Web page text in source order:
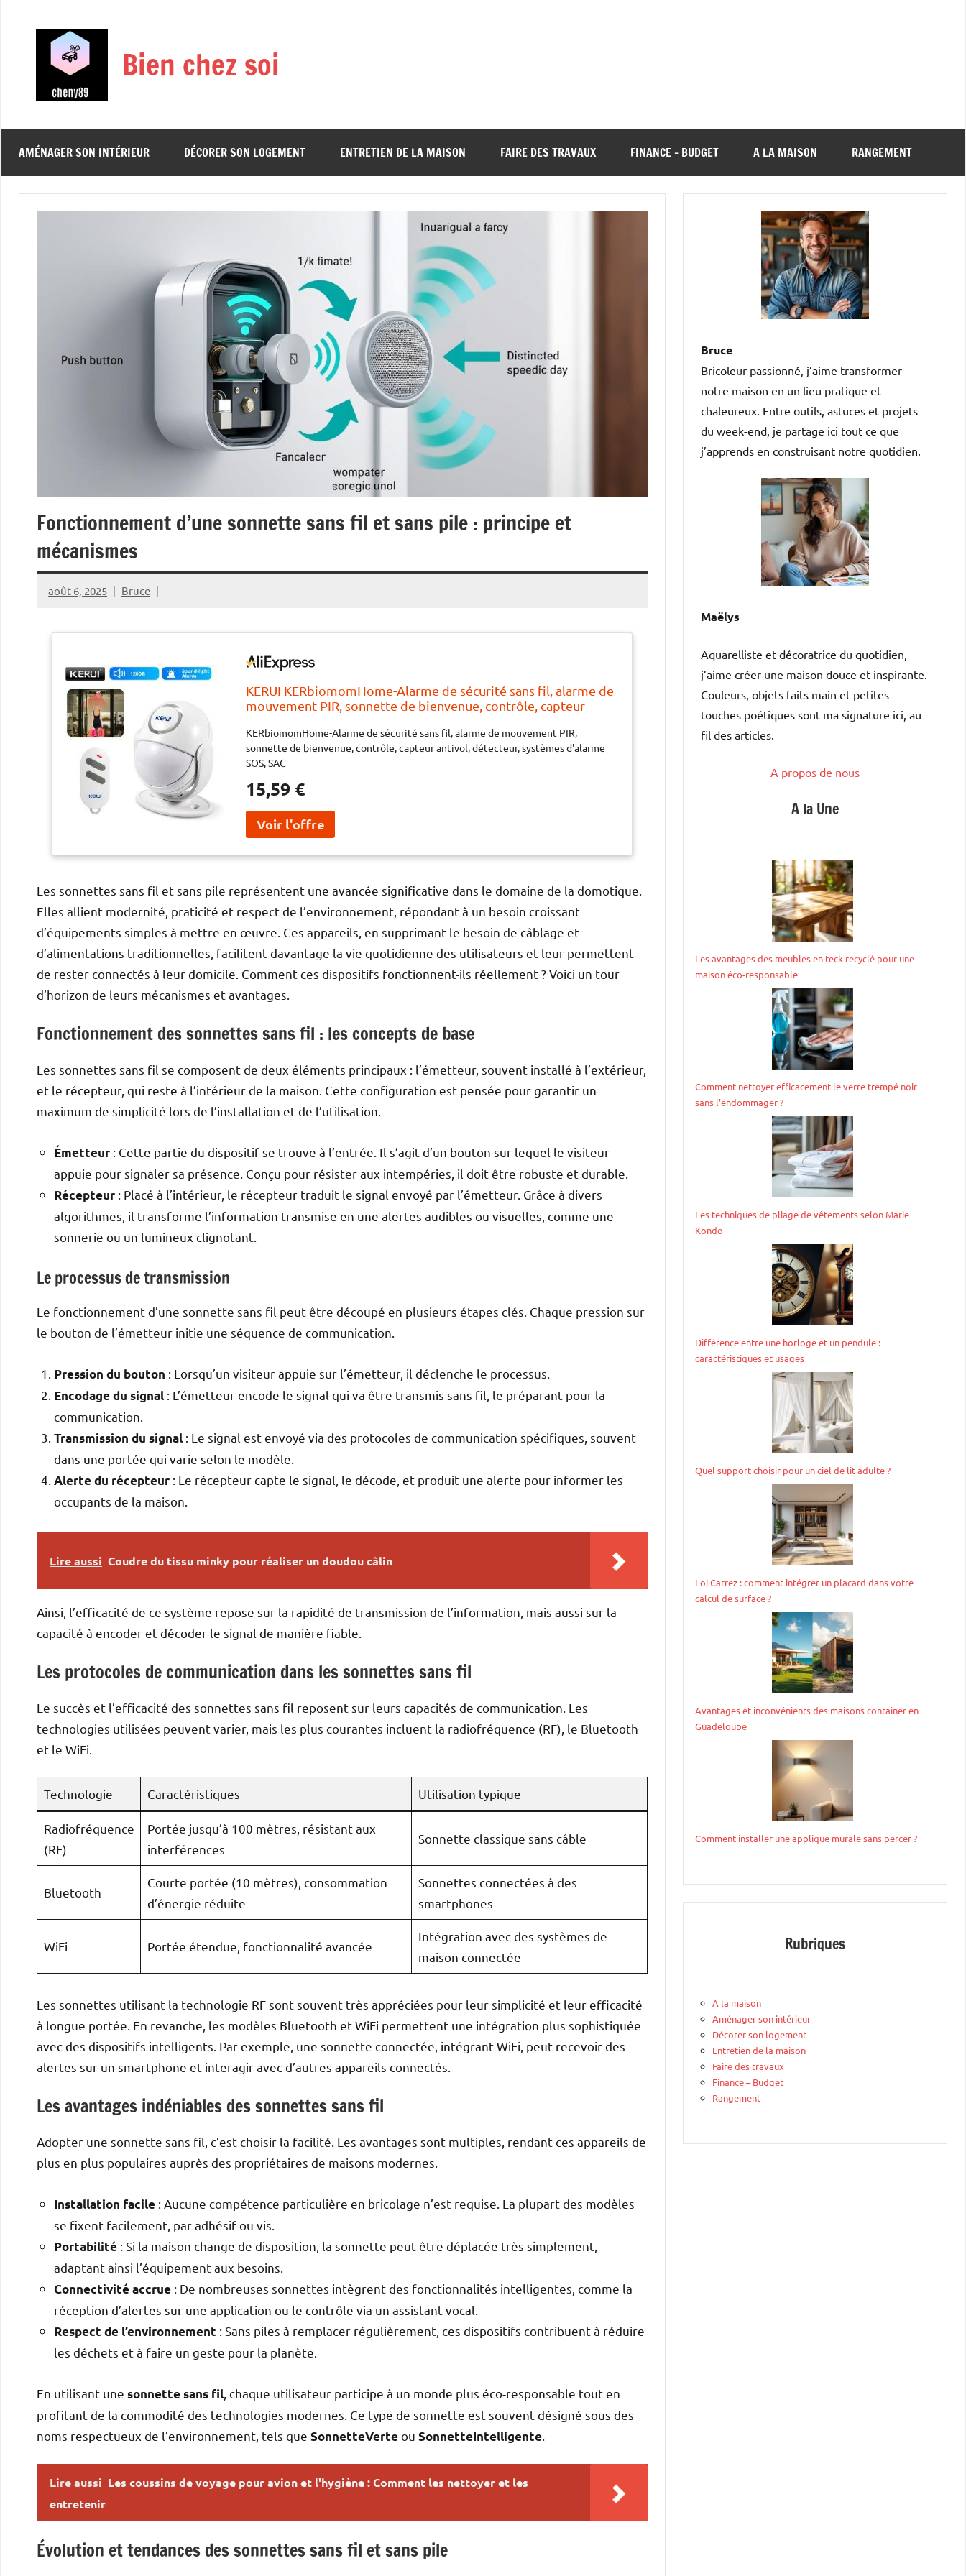
Bien chez soi
AMÉNAGER SON INTÉRIEUR DÉCORER SON LOGEMENT ENTRETIEN DE LA MAISON FAIRE DES TRAVAUX FINANCE – BUDGET A LA MAISON RANGEMENT
Fonctionnement d’une sonnette sans fil et sans pile : principe et
mécanismes
août 6, 2025 Bruce
KERUI KERbiomomHome-Alarme de sécurité sans fil, alarme de
mouvement PIR, sonnette de bienvenue, contrôle, capteur
KERbiomomHome-Alarme de sécurité sans fil, alarme de mouvement PIR,
sonnette de bienvenue, contrôle, capteur antivol, détecteur, systèmes d'alarme
SOS, SAC
15,59 €
Les sonnettes sans fil et sans pile représentent une avancée significative dans le domaine de la domotique.
Elles allient modernité, praticité et respect de l’environnement, répondant à un besoin croissant
d’équipements simples à mettre en œuvre. Ces appareils, en supprimant le besoin de câblage et
d’alimentations traditionnelles, facilitent davantage la vie quotidienne des utilisateurs et leur permettent
de rester connectés à leur domicile. Comment ces dispositifs fonctionnent-ils réellement ? Voici un tour
d’horizon de leurs mécanismes et avantages.
Fonctionnement des sonnettes sans fil : les concepts de base
Les sonnettes sans fil se composent de deux éléments principaux : l’émetteur, souvent installé à l’extérieur,
et le récepteur, qui reste à l’intérieur de la maison. Cette configuration est pensée pour garantir un
maximum de simplicité lors de l’installation et de l’utilisation.
Émetteur : Cette partie du dispositif se trouve à l’entrée. Il s’agit d’un bouton sur lequel le visiteur
appuie pour signaler sa présence. Conçu pour résister aux intempéries, il doit être robuste et durable.
Récepteur : Placé à l’intérieur, le récepteur traduit le signal envoyé par l’émetteur. Grâce à divers
algorithmes, il transforme l’information transmise en une alertes audibles ou visuelles, comme une
sonnerie ou un lumineux clignotant.
Le processus de transmission
Le fonctionnement d’une sonnette sans fil peut être découpé en plusieurs étapes clés. Chaque pression sur
le bouton de l’émetteur initie une séquence de communication.
Pression du bouton : Lorsqu’un visiteur appuie sur l’émetteur, il déclenche le processus.
Encodage du signal : L’émetteur encode le signal qui va être transmis sans fil, le préparant pour la
communication.
Transmission du signal : Le signal est envoyé via des protocoles de communication spécifiques, souvent
dans une portée qui varie selon le modèle.
Alerte du récepteur : Le récepteur capte le signal, le décode, et produit une alerte pour informer les
occupants de la maison.
Lire aussi Coudre du tissu minky pour réaliser un doudou câlin
Ainsi, l’efficacité de ce système repose sur la rapidité de transmission de l’information, mais aussi sur la
capacité à encoder et décoder le signal de manière fiable.
Les protocoles de communication dans les sonnettes sans fil
Le succès et l’efficacité des sonnettes sans fil reposent sur leurs capacités de communication. Les
technologies utilisées peuvent varier, mais les plus courantes incluent la radiofréquence (RF), le Bluetooth
et le WiFi.
Technologie Caractéristiques Utilisation typique
Radiofréquence
(RF)
Portée jusqu’à 100 mètres, résistant aux
interférences
Sonnette classique sans câble
Bluetooth
Courte portée (10 mètres), consommation
d’énergie réduite
Sonnettes connectées à des
smartphones
WiFi Portée étendue, fonctionnalité avancée
Intégration avec des systèmes de
maison connectée
Les sonnettes utilisant la technologie RF sont souvent très appréciées pour leur simplicité et leur efficacité
à longue portée. En revanche, les modèles Bluetooth et WiFi permettent une intégration plus sophistiquée
avec des dispositifs intelligents. Par exemple, une sonnette connectée, intégrant WiFi, peut recevoir des
alertes sur un smartphone et interagir avec d’autres appareils connectés.
Les avantages indéniables des sonnettes sans fil
Adopter une sonnette sans fil, c’est choisir la facilité. Les avantages sont multiples, rendant ces appareils de
plus en plus populaires auprès des propriétaires de maisons modernes.
Installation facile : Aucune compétence particulière en bricolage n’est requise. La plupart des modèles
se fixent facilement, par adhésif ou vis.
Portabilité : Si la maison change de disposition, la sonnette peut être déplacée très simplement,
adaptant ainsi l’équipement aux besoins.
Connectivité accrue : De nombreuses sonnettes intègrent des fonctionnalités intelligentes, comme la
réception d’alertes sur une application ou le contrôle via un assistant vocal.
Respect de l’environnement : Sans piles à remplacer régulièrement, ces dispositifs contribuent à réduire
les déchets et à faire un geste pour la planète.
En utilisant une sonnette sans fil , chaque utilisateur participe à un monde plus éco-responsable tout en
profitant de la commodité des technologies modernes. Ce type de sonnette est souvent désigné sous des
noms respectueux de l’environnement, tels que SonnetteVerteou SonnetteIntelligente
Lire aussi Les coussins de voyage pour avion et l'hygiène : Comment les nettoyer et les
entretenir
Évolution et tendances des sonnettes sans fil et sans pile
Bruce
Bricoleur passionné, j’aime transformer
notre maison en un lieu pratique et
chaleureux. Entre outils, astuces et projets
du week-end, je partage ici tout ce que
j’apprends en construisant notre quotidien.
Maëlys
Aquarelliste et décoratrice du quotidien,
j’aime créer une maison douce et inspirante.
Couleurs, objets faits main et petites
touches poétiques sont ma signature ici, au
fil des articles.
A propos de nous
A la Une
Les avantages des meubles en teck recyclé pour une
maison éco-responsable
Comment nettoyer efficacement le verre trempé noir
sans l’endommager ?
Les techniques de pliage de vêtements selon Marie
Kondo
Différence entre une horloge et un pendule :
caractéristiques et usages
Quel support choisir pour un ciel de lit adulte ?
Loi Carrez : comment intégrer un placard dans votre
calcul de surface ?
Avantages et inconvénients des maisons container en
Guadeloupe
Comment installer une applique murale sans percer ?
Rubriques
A la maison
Aménager son intérieur
Décorer son logement
Entretien de la maison
Faire des travaux
Finance – Budget
Rangement